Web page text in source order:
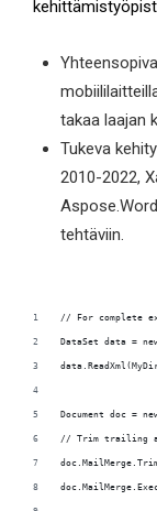
takaa laajan
Tukeva
2010-2022,
tehtäviin.